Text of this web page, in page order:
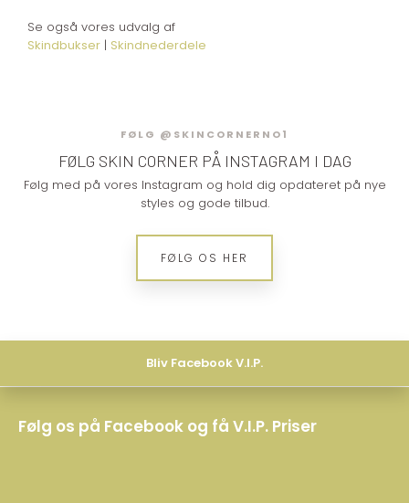
Se også vores udvalg af
Skindbukser| Skindnederdele
FØLG @SKINCORNERNO1
FØLG SKIN CORNER​ PÅ INSTAGRAM I DAG
Følg med på vores Instagram og hold dig opdateret på nye
styles og gode tilbud.
​FØLG OS HER
Følg os på Facebook og få V.I.P. Priser
Bliv Facebook V.I.P.